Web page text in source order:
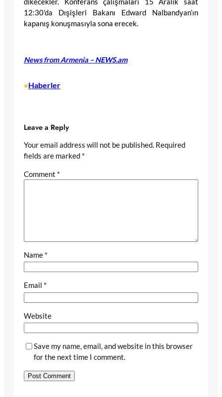
12:30’da Dışişleri Bakanı Edward Nalbandyan’ın
kapanış konuşmasıyla sona erecek.
News from Armenia – NEWS.am
•Haberler
Leave a Reply
Your email address will not be published. Required
fields are marked *
Comment *
Name *
Email *
Website
Save my name, email, and website in this browser
for the next time I comment.